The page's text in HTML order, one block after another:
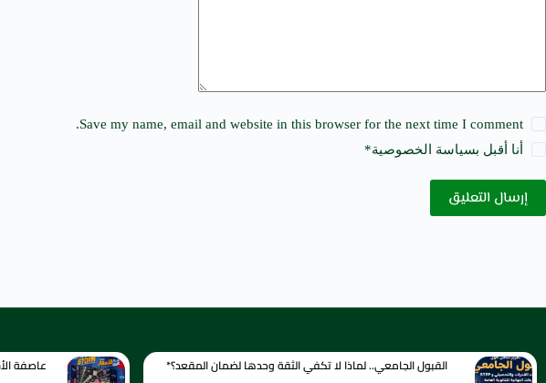
Save my name, email and website in this browser for the next time I comment.
أنا أقبل بسياسة الخصوصية*
إرسال التعليق
القبول الجامعي.. لماذا لا تكفي الثقة وحدها لضمان المقعد؟*